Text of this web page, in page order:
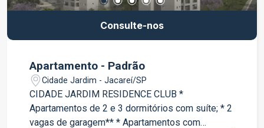
Consulte-nos
Apartamento - Padrão
Cidade Jardim - Jacareí/SP
CIDADE JARDIM RESIDENCE CLUB *
Apartamentos de 2 e 3 dormitórios com suíte; * 2
vagas de garagem** * Apartamentos com